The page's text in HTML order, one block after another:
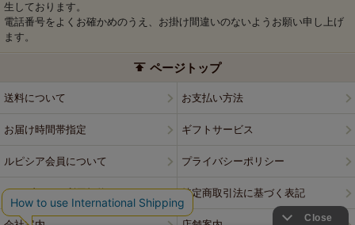
生しております。
電話番号をよくお確かめのうえ、お掛け間違いのないようお願い申し上げ
ます。
ページトップ
送料について お支払い方法
お届け時間帯指定 ギフトサービス
ルピシア会員について プライバシーポリシー
ウェブサイト利用規約 特定商取引法に基づく表記